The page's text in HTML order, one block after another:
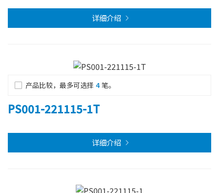
详细介绍
产品比较，最多可选择 4 笔。
PS001-221115-1T
详细介绍